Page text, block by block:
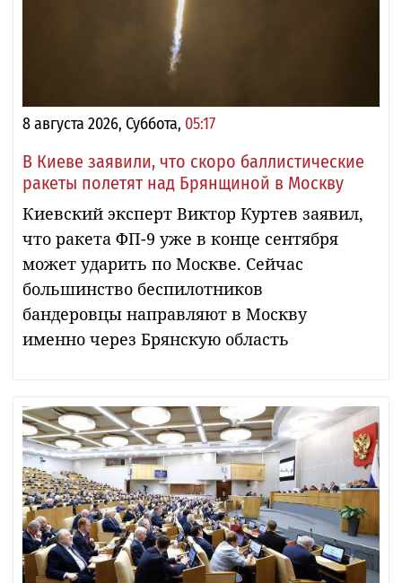
8 августа 2026, Суббота, 05:17
В Киеве заявили, что скоро баллистические
ракеты полетят над Брянщиной в Москву
Киевский эксперт Виктор Куртев заявил,
что ракета ФП-9 уже в конце сентября
может ударить по Москве. Сейчас
большинство беспилотников
бандеровцы направляют в Москву
именно через Брянскую область